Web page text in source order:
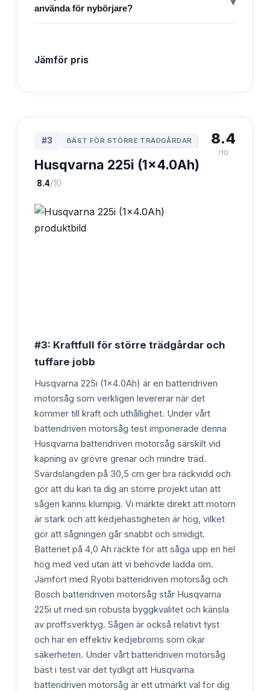
använda för nybörjare?
Jämför pris
#3 BÄST FÖR STÖRRE TRÄDGÅRDAR
Husqvarna 225i (1x4.0Ah)
·8.4/10
8.4
/10
#3: Kraftfull för större trädgårdar och
tuffare jobb
Husqvarna 225i (1x4.0Ah) är en batteridriven
motorsåg som verkligen levererar när det
kommer till kraft och uthållighet. Under vårt
batteridriven motorsåg test imponerade denna
Husqvarna batteridriven motorsåg särskilt vid
kapning av grövre grenar och mindre träd.
Svärdslängden på 30,5 cm ger bra räckvidd och
gör att du kan ta dig an större projekt utan att
sågen känns klumpig. Vi märkte direkt att motorn
är stark och att kedjehastigheten är hög, vilket
gör att sågningen går snabbt och smidigt.
Batteriet på 4,0 Ah räckte för att såga upp en hel
hög med ved utan att vi behövde ladda om.
Jämfört med Ryobi batteridriven motorsåg och
Bosch batteridriven motorsåg står Husqvarna
225i ut med sin robusta byggkvalitet och känsla
av proffsverktyg. Sågen är också relativt tyst
och har en effektiv kedjebroms som ökar
säkerheten. Under vårt batteridriven motorsåg
bäst i test var det tydligt att Husqvarna
batteridriven motorsåg är ett utmärkt val för dig